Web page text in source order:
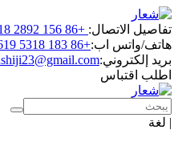
+86 156 2892 0918
اب:+86 183 5318 1619
yonganshiji23@gmail.com